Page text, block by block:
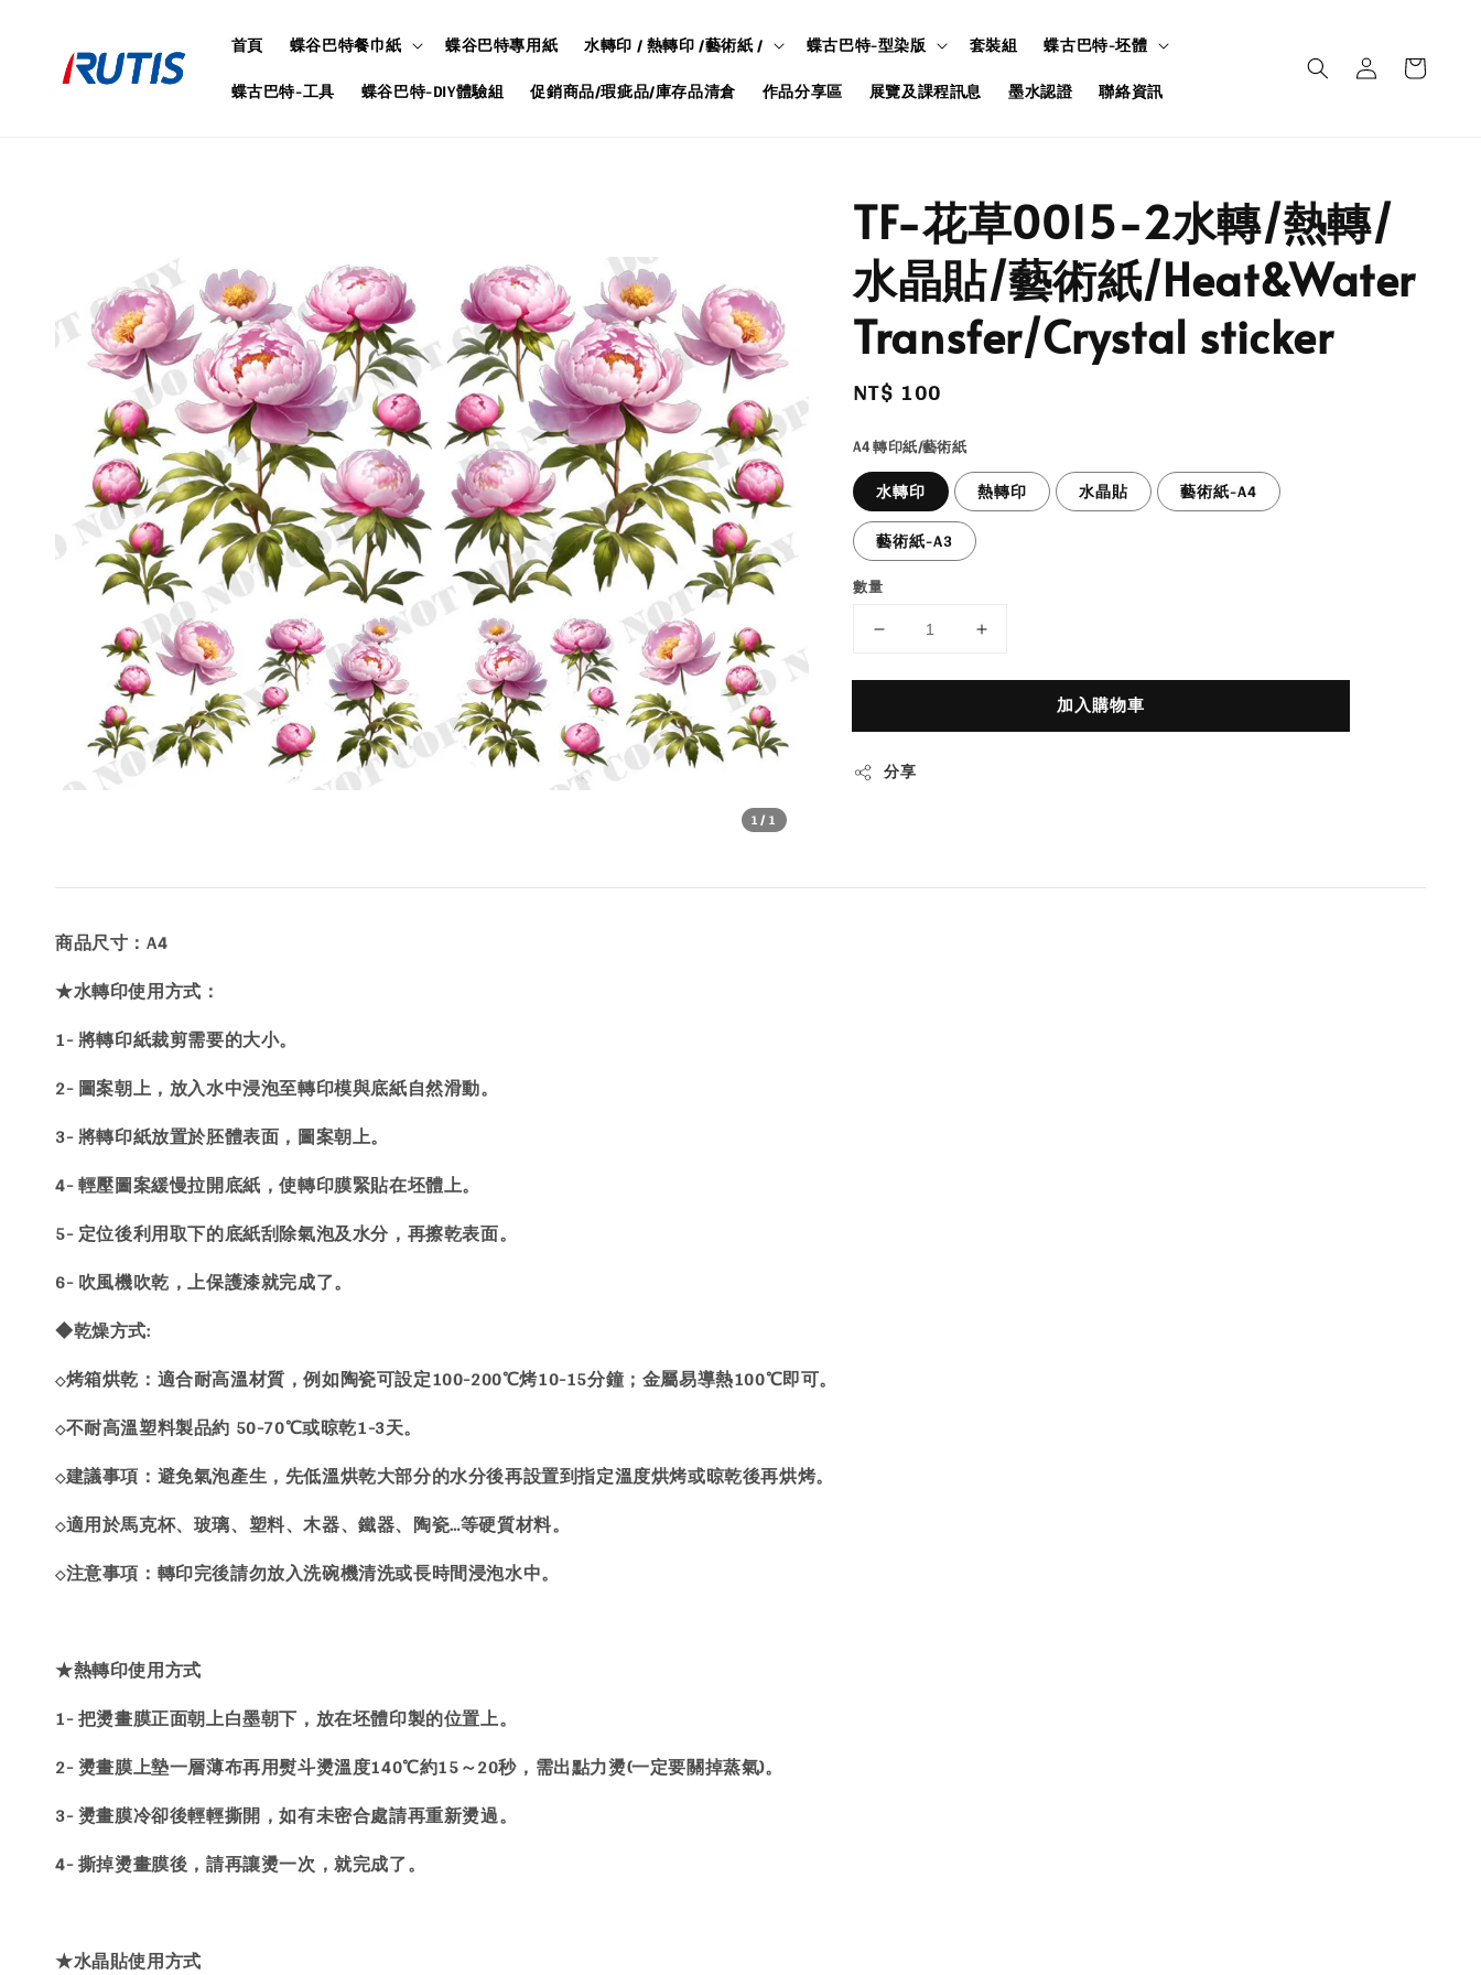
首頁 蝶谷巴特餐巾紙 蝶谷巴特專用紙 水轉印 / 熱轉印 /藝術紙 / 蝶古巴特-型染版 套裝組
蝶古巴特-坯體
蝶古巴特-工具
蝶谷巴特-DIY體驗組 促銷商品/瑕疵品/庫存品清倉 作品分享區 展覽及課程訊息 墨水認證 聯絡資訊
1/1
TF-花草0015-2水轉/熱轉/
水晶貼/藝術紙/Heat&Water
Transfer/Crystal sticker
Regular
NT$ 100
A4 轉印紙/藝術紙
水轉印 熱轉印 水晶貼
藝術紙-A4
藝術紙-A3
數量
加入購物車
分享
商品尺寸：A4
★水轉印使用方式：
1- 將轉印紙裁剪需要的大小。
2- 圖案朝上，放入水中浸泡至轉印模與底紙自然滑動。
3- 將轉印紙放置於胚體表面，圖案朝上。
4- 輕壓圖案緩慢拉開底紙，使轉印膜緊貼在坯體上。
5- 定位後利用取下的底紙刮除氣泡及水分，再擦乾表面。
6- 吹風機吹乾，上保護漆就完成了。
◆乾燥方式:
◇烤箱烘乾：適合耐高溫材質，例如陶瓷可設定100-200℃烤10-15分鐘；金屬易導熱100℃即可。
◇不耐高溫塑料製品約 50-70℃或晾乾1-3天。
◇建議事項：避免氣泡產生，先低溫烘乾大部分的水分後再設置到指定溫度烘烤或晾乾後再烘烤。
◇適用於馬克杯、玻璃、塑料、木器、鐵器、陶瓷…等硬質材料。
◇注意事項：轉印完後請勿放入洗碗機清洗或長時間浸泡水中。
★熱轉印使用方式
1- 把燙畫膜正面朝上白墨朝下，放在坯體印製的位置上。
2- 燙畫膜上墊一層薄布再用熨斗燙溫度140℃約15～20秒，需出點力燙(一定要關掉蒸氣)。
3- 燙畫膜冷卻後輕輕撕開，如有未密合處請再重新燙過。
4- 撕掉燙畫膜後，請再讓燙一次，就完成了。
★水晶貼使用方式